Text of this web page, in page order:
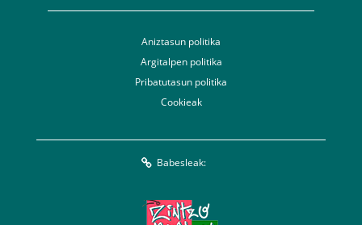
Aniztasun politika
Argitalpen politika
Pribatutasun politika
Cookieak
Babesleak: